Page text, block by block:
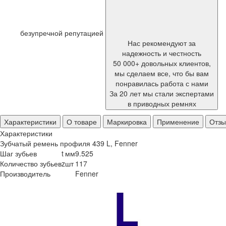
безупречной репутацией
Нас рекомендуют за
надежность и честность
50 000+ довольных клиентов,
мы сделаем все, что бы вам
понравилась работа с нами
За 20 лет мы стали экспертами
в приводных ремнях
Характеристики
О товаре Маркировка Применение
Характеристики
Зубчатый ремень профиля 439 L, Fenner
Шаг зубьев
t мм9.525
Количество зубьевzшт 117
Производитель
Fenner